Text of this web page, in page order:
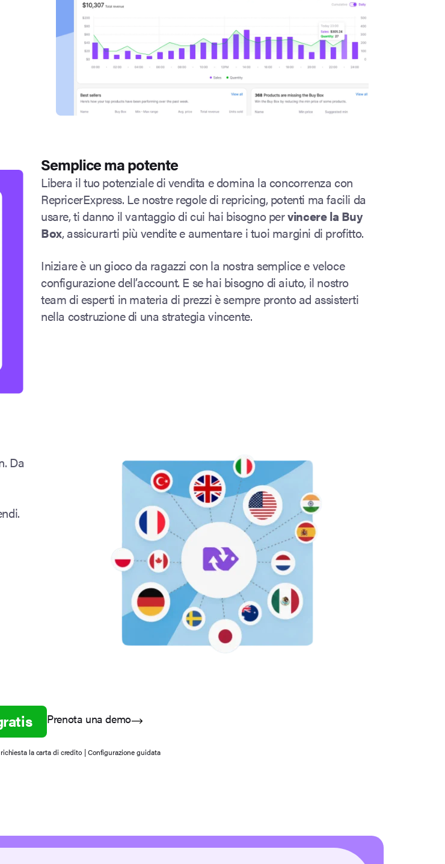
Semplice ma potente
Libera il tuo potenziale di vendita e domina la concorrenza con
RepricerExpress. Le nostre regole di repricing, potenti ma facili da
usare, ti danno il vantaggio di cui hai bisogno pervincere la Buy
Box, assicurarti più vendite e aumentare i tuoi margini di profitto.
Iniziare è un gioco da ragazzi con la nostra semplice e veloce
configurazione dell’account. E se hai bisogno di aiuto, il nostro
team di esperti in materia di prezzi è sempre pronto ad assisterti
nella costruzione di una strategia vincente.
Da
Prenota una demo
la carta di credito | Configurazione guidata